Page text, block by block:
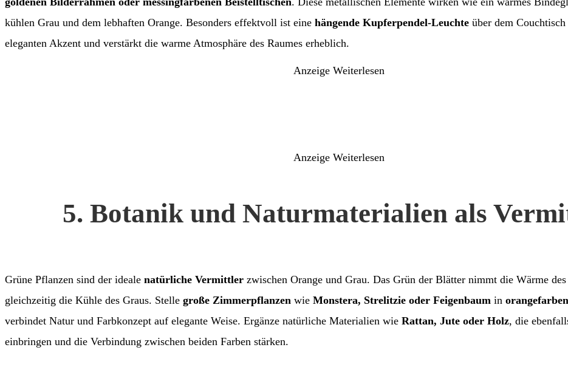
kühlen Grau und dem lebhaften Orange. Besonders effektvoll ist eine hängende Kupferpendel-Leuchte über dem
eleganten Akzent und verstärkt die warme Atmosphäre des Raumes erheblich.
Anzeige Weiterlesen
Anzeige Weiterlesen
5. Botanik und Naturmaterialien als
Grüne Pflanzen sind der ideale natürliche Vermittler zwischen Orange und Grau. Das Grün der Blätter nimmt die Wärme
gleichzeitig die Kühle des Graus. Stelle große Zimmerpflanzen wie Monstera, Strelitzie oder Feigenbaum in
verbindet Natur und Farbkonzept auf elegante Weise. Ergänze natürliche Materialien wie Rattan, Jute oder Holz, die
einbringen und die Verbindung zwischen beiden Farben stärken.